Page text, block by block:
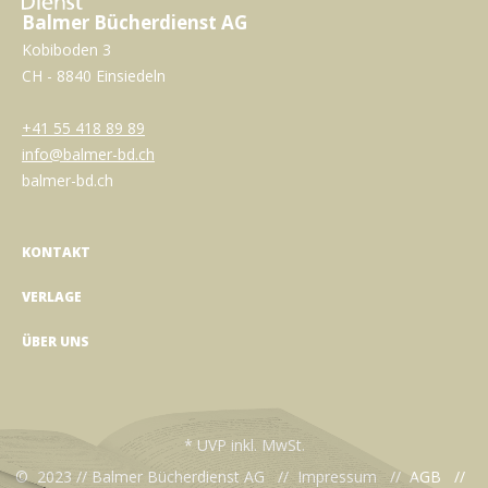
Balmer Bücherdienst AG
Kobiboden 3
CH - 8840 Einsiedeln
+41 55 418 89 89
info@balmer-bd.ch
balmer-bd.ch
KONTAKT
VERLAGE
ÜBER UNS
* UVP inkl. MwSt.
© 2023 // Balmer Bücherdienst AG // Impressum // AGB //